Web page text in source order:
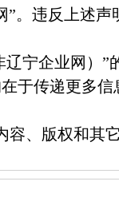
”。违反上述
宁企业网）”
于传递更多
容、版权和其